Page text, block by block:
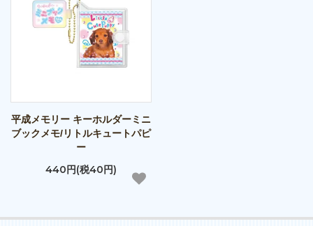
平成メモリー キーホルダーミニ
ブックメモ/リトルキュートパピ
ー
440円(税40円)